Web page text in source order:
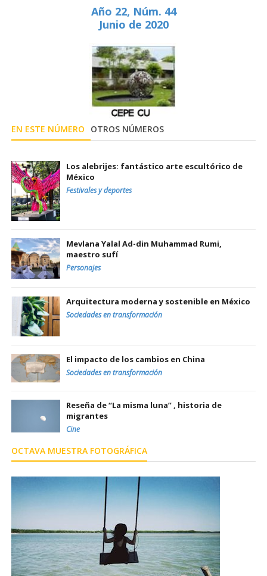
Año 22, Núm. 44
Junio de 2020
EN ESTE NÚMERO OTROS NÚMEROS
Los alebrijes: fantástico arte escultórico de
México
Festivales y deportes
Mevlana Yalal Ad-din Muhammad Rumi,
maestro sufí
Personajes
Arquitectura moderna y sostenible en México
Sociedades en transformación
El impacto de los cambios en China
Sociedades en transformación
Reseña de “La misma luna” , historia de
migrantes
Cine
OCTAVA MUESTRA FOTOGRÁFICA